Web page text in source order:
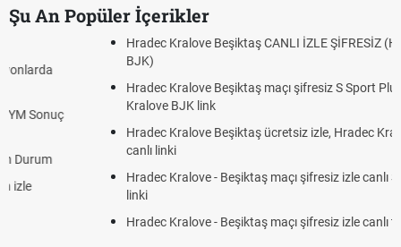
Şu An Popüler İçerikler
Hradec Kralove Beşiktaş CANLI İZLE ŞİFRESİZ (Hradec Kralove
Hradec Kralove Beşiktaş maçı şifresiz S Sport Plus izle, Hradec
Hradec Kralove Beşiktaş ücretsiz izle, Hradec Kralove BJK maçı
Hradec Kralove - Beşiktaş maçı şifresiz izle canlı S Sport Plus
Hradec Kralove - Beşiktaş maçı şifresiz izle canlı tv100 linki